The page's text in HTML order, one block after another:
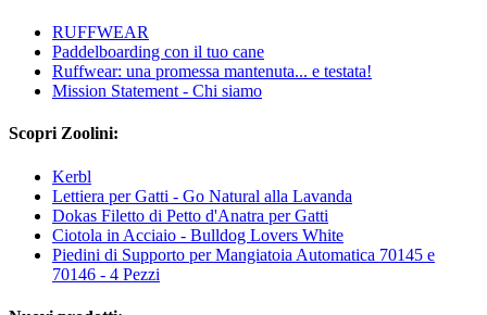
RUFFWEAR
Paddelboarding con il tuo cane
Ruffwear: una promessa mantenuta... e testata!
Mission Statement - Chi siamo
Scopri Zoolini:
Kerbl
Lettiera per Gatti - Go Natural alla Lavanda
Dokas Filetto di Petto d'Anatra per Gatti
Ciotola in Acciaio - Bulldog Lovers White
Piedini di Supporto per Mangiatoia Automatica 70145 e
70146 - 4 Pezzi